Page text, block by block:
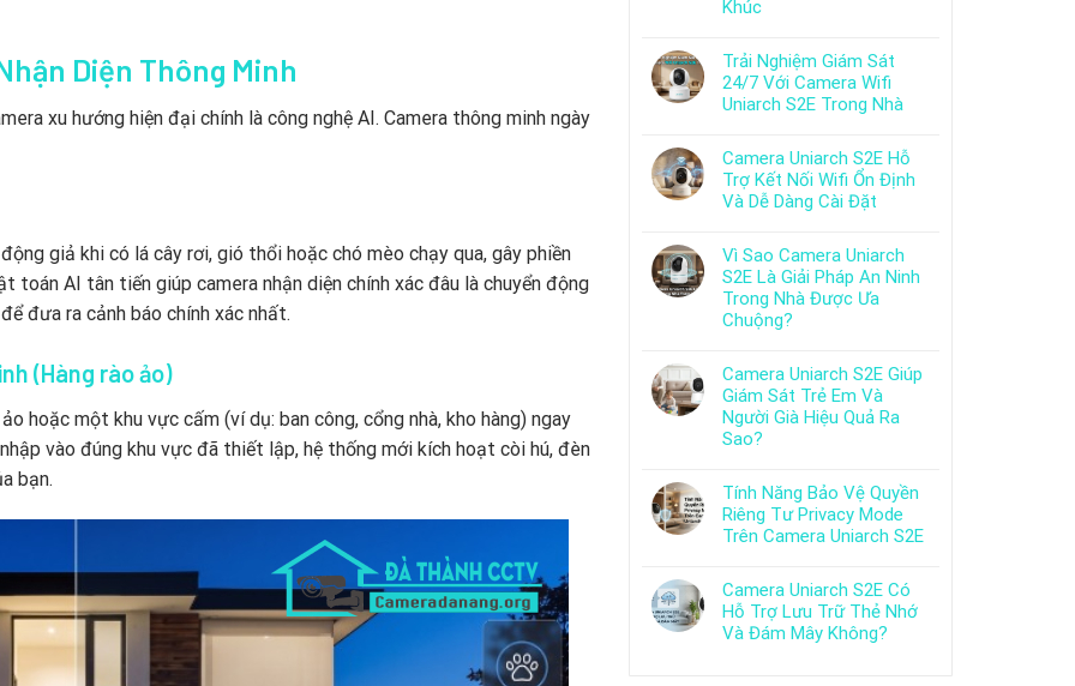
Diện Thông Minh
xu hướng hiện đại chính là công nghệ AI. Camera thông minh ngày
giả khi có lá cây rơi, gió thổi hoặc chó mèo chạy qua, gây phiền
toán AI tân tiến giúp camera nhận diện chính xác đâu là chuyển động
đưa ra cảnh báo chính xác nhất.
(Hàng rào ảo)
hoặc một khu vực cấm (ví dụ: ban công, cổng nhà, kho hàng) ngay
vào đúng khu vực đã thiết lập, hệ thống mới kích hoạt còi hú, đèn
bạn.
Khúc
Trải Nghiệm Giám Sát
24/7 Với Camera Wifi
Uniarch S2E Trong Nhà
Camera Uniarch S2E Hỗ
Trợ Kết Nối Wifi Ổn Định
Và Dễ Dàng Cài Đặt
Vì Sao Camera Uniarch
S2E Là Giải Pháp An Ninh
Trong Nhà Được Ưa
Chuộng?
Camera Uniarch S2E Giúp
Giám Sát Trẻ Em Và
Người Già Hiệu Quả Ra
Sao?
Tính Năng Bảo Vệ Quyền
Riêng Tư Privacy Mode
Trên Camera Uniarch S2E
Camera Uniarch S2E Có
Hỗ Trợ Lưu Trữ Thẻ Nhớ
Và Đám Mây Không?